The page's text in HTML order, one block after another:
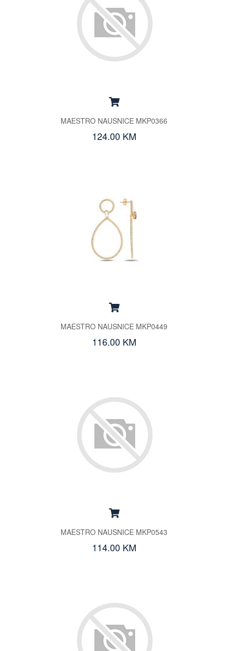
MAESTRO NAUSNICE MKP0366
124.00 KM
MAESTRO NAUSNICE MKP0449
116.00 KM
MAESTRO NAUSNICE MKP0543
114.00 KM